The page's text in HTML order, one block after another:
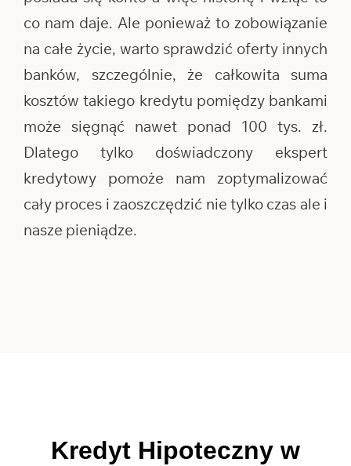
co nam daje. Ale ponieważ to zobowiązanie
na całe życie, warto sprawdzić oferty innych
banków, szczególnie, że całkowita suma
kosztów takiego kredytu pomiędzy bankami
może sięgnąć nawet ponad 100 tys. zł.
Dlatego tylko doświadczony ekspert
kredytowy pomoże nam zoptymalizować
cały proces i zaoszczędzić nie tylko czas ale i
nasze pieniądze.
Kredyt Hipoteczny w